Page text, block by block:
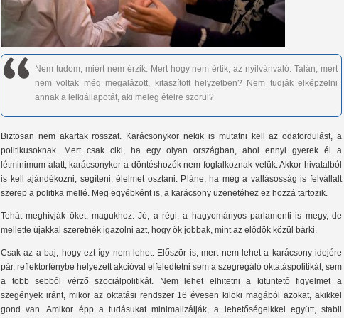
Nem tudom, miért nem érzik. Mert hogy nem értik, az nyilvánvaló. Talán, mert
nem voltak még megalázott, kitaszított helyzetben? Nem tudják elképzelni
annak a lelkiállapotát, aki meleg ételre szorul?
Biztosan nem akartak rosszat. Karácsonykor nekik is mutatni kell az odafordulást, a
politikusoknak. Mert csak ciki, ha egy olyan országban, ahol ennyi gyerek él a
létminimum alatt, karácsonykor a döntéshozók nem foglalkoznak velük. Akkor hivatalból
is kell ajándékozni, segíteni, élelmet osztani. Pláne, ha még a vallásosság is felvállalt
szerep a politika mellé. Meg egyébként is, a karácsony üzenetéhez ez hozzá tartozik.
Tehát meghívják őket, magukhoz. Jó, a régi, a hagyományos parlamenti is megy, de
mellette újakkal szeretnék igazolni azt, hogy ők jobbak, mint az elődök közül bárki.
Csak az a baj, hogy ezt így nem lehet. Először is, mert nem lehet a karácsony idejére
pár, reflektorfénybe helyezett akcióval elfeledtetni sem a szegregáló oktatáspolitikát, sem
a több sebből vérző szociálpolitikát. Nem lehet elhitetni a kitüntető figyelmet a
szegények iránt, mikor az oktatási rendszer 16 évesen kilöki magából azokat, akikkel
gond van. Amikor épp a tudásukat minimalizálják, a lehetőségeikkel együtt, stabil